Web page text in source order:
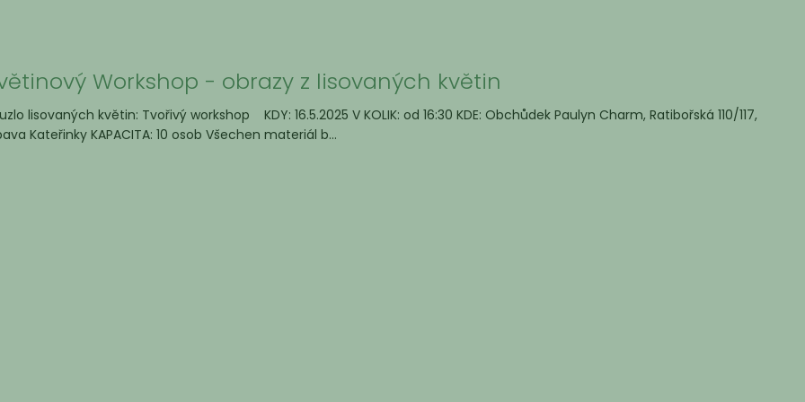
Workshop - obrazy z lisovaných květin
lisovaných květin: Tvořivý workshop KDY: 16.5.2025 V KOLIK: od 16:30 KDE: Obchůdek Paulyn Charm, Ratibořská 110/117,
Kateřinky KAPACITA: 10 osob Všechen materiál b...